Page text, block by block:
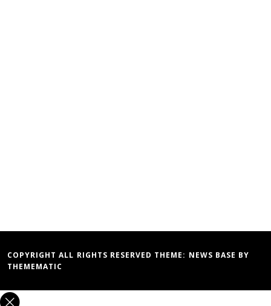
COPYRIGHT ALL RIGHTS RESERVED THEME: NEWS BASE BY
THEMEMATIC